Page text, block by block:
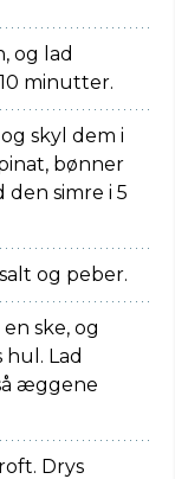
og lad
minutter.
skyl dem i
bønner
den simre i 5
og peber.
ske, og
Lad
æggene
Drys